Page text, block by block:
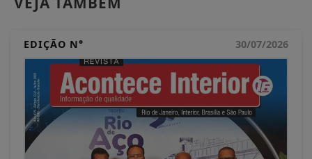
VEJA TAMBÉM
EDIÇÃO N° 30/07/2026